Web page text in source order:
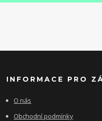
INFORMACE PRO
O nás
Obchodní podmínky